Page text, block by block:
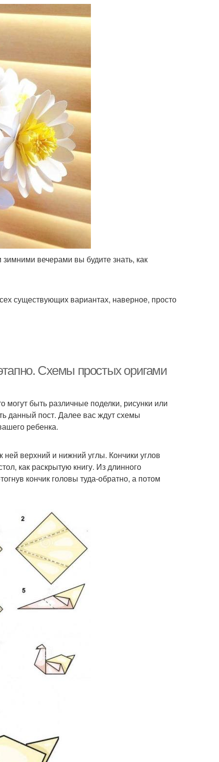
вечерами вы будите знать, как
существующих вариантах, наверное, просто
Схемы простых оригами
быть различные поделки, рисунки или
данный пост. Далее вас ждут схемы
ребенка.
ней верхний и нижний углы. Кончики углов
как раскрытую книгу. Из длинного
кончик головы туда-обратно, а потом